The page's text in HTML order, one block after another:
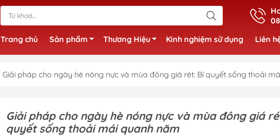
Trang chủ
Sản phẩm Thương Hiệu Kinh nghiệm sử dụng Liên
Giải pháp cho ngày hè nóng nực và mùa đông giá rét: Bí quyết sống thoải
Giải pháp cho ngày hè nóng nực và mùa đông giá
quyết sống thoải mái quanh năm